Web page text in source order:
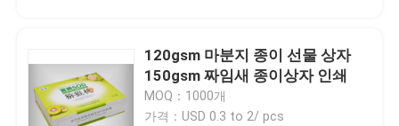
120gsm 마분지 종이 선물 상자
150gsm 짜임새 종이상자 인쇄
MOQ：1000개
가격：USD 0.3 to 2/ pcs